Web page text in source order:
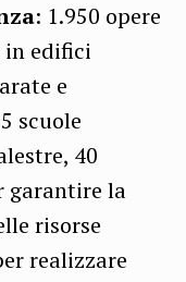
: 1.950 opere
edifici
e
scuole
40
garantire la
risorse
realizzare